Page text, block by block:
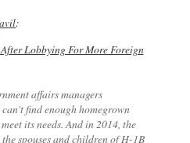
:
Lobbying For More Foreign
affairs managers
find enough homegrown
its needs. And in 2014, the
spouses and children of H-1B